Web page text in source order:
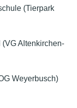
(Tierpark
Altenkirchen-
Weyerbusch)